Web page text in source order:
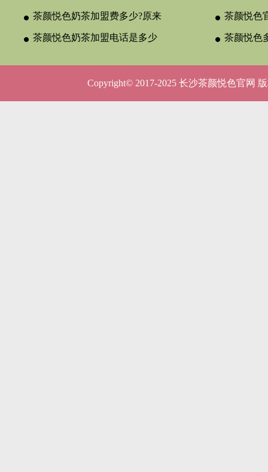
颈？
茶颜悦色奶茶加盟费多少?原来
与合作类型
茶颜悦色
晚吗？
茶颜悦色奶茶加盟电话是多少 茶颜悦色
Copyright© 2017-2025 长沙茶颜悦色官网